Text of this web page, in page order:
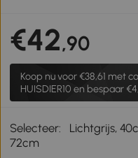
€42,90
Koop nu voor €38,61 met
HUISDIER10 en bespaar
Selecteer:
Lichtgrijs,
72cm